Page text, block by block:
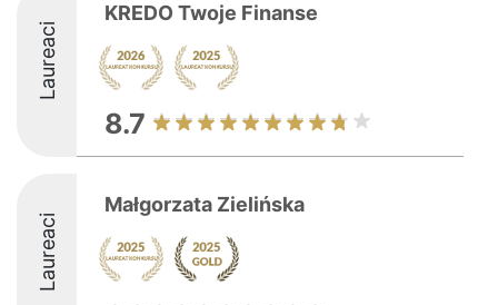
Laureaci
KREDO Twoje Finanse
8.7
Laureaci
Małgorzata Zielińska